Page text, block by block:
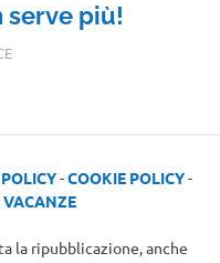
serve più!
-COOKIE POLICY-
VACANZE
la ripubblicazione, anche